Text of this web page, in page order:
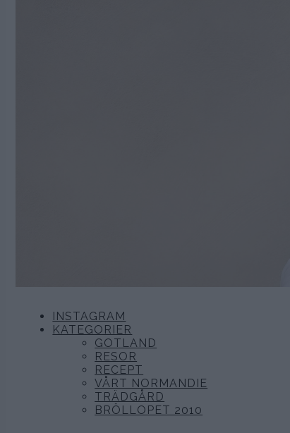
INSTAGRAM
KATEGORIER
GOTLAND
RESOR
RECEPT
VÅRT NORMANDIE
TRÄDGÅRD
BRÖLLOPET 2010